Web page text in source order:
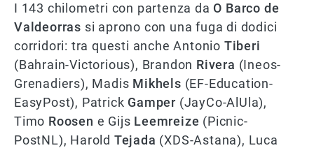
I 143 chilometri con partenza da O Barco de
Valdeorras si aprono con una fuga di dodici
corridori: tra questi anche Antonio Tiberi
(Bahrain-Victorious), Brandon Rivera (Ineos-
Grenadiers), Madis Mikhels (EF-Education-
EasyPost), Patrick Gamper (JayCo-AlUla),
Timo Roosen e Gijs Leemreize (Picnic-
PostNL), Harold Tejada (XDS-Astana), Luca